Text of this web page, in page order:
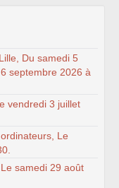
Du samedi 5
septembre 2026 à
vendredi 3 juillet
Le
samedi 29 août